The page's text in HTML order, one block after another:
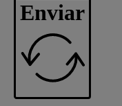
Enviar